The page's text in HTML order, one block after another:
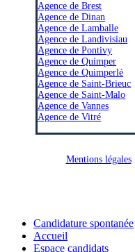
Agence de Brest
Agence de Dinan
Agence de Lamballe
Agence de Landivisiau
Agence de Pontivy
Agence de Quimper
Agence de Quimperlé
Agence de Saint-Brieuc
Agence de Saint-Malo
Agence de Vannes
Agence de Vitré
Mentions légales/
Close
Menu
Candidature spontanée
Accueil
Espace candidats